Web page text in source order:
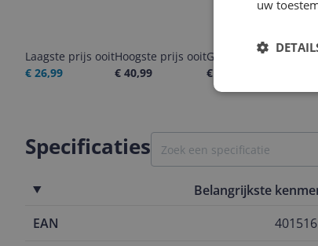
Laagste prijs ooit
€ 26,99
Hoogste prijs ooit
€ 40,99
Goedkoopste nu
€ 28,99
Specificaties
Belangrijkste
EAN
uw